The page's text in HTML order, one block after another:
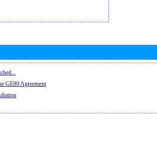
GE89 Agreement